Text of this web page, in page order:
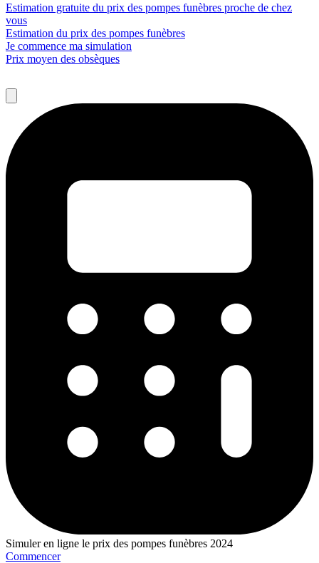
Estimation gratuite du prix des pompes funèbres proche de chez
vous
Estimation du prix des pompes funèbres
Je commence ma simulation
Prix moyen des obsèques
Simuler en ligne le prix des pompes funèbres 2024
Commencer